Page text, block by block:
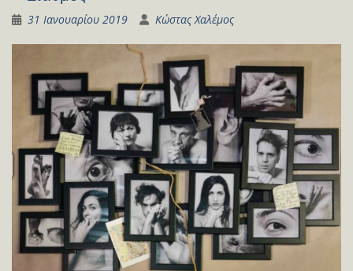
31 Ιανουαρίου 2019 Κώστας Χαλέμος